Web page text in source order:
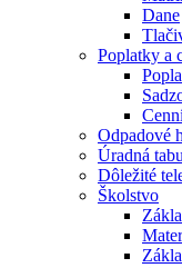
Dane
Poplatky a
Odpadové
Úradná
Dôležité
Školstvo